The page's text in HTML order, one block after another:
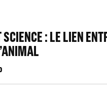
: LE LIEN